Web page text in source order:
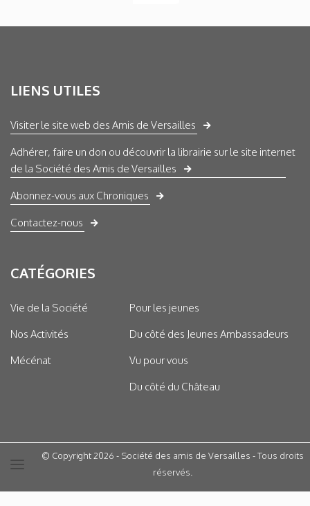
LIENS UTILES
Visiter le site web des Amis de Versailles
Adhérer, faire un don ou découvrir la librairie sur le site internet
de la Société des Amis de Versailles
Abonnez-vous aux Chroniques
Contactez-nous
CATÉGORIES
Vie de la Société
Nos Activités
Mécénat
Pour les jeunes
Du côté des Jeunes Ambassadeurs
Vu pour vous
Du côté du Château
© Copyright 2026 - Société des amis de Versailles - Tous droits
réservés.